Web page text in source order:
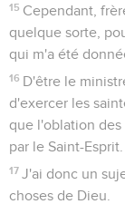
15 Cependant,
quelque sorte,
qui m'a été
16 D'être le
d'exercer les
que l'oblation des
par le Saint-Esprit.
17 J'ai donc un
choses de Dieu.